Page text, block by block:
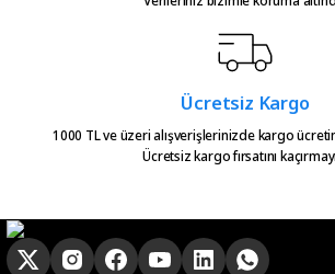
Urun takibiniz cok guzel. Urunu
alinca tum asamalar mail olatak
bilgilendirme yapiliyor ve ayni
gun kargoya verilmesini
E... E... | 20/05/2026
Ücretsiz Kargo
1000 TL ve üzeri alışverişlerinizde kargo
Ücretsiz kargo fırsatını